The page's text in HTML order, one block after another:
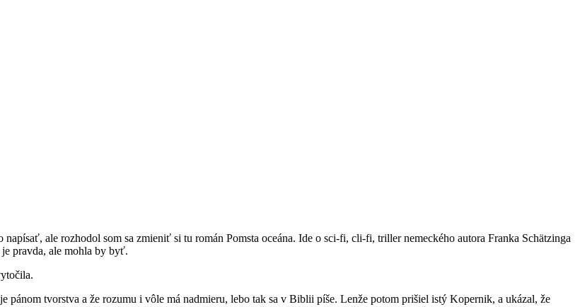
ale rozhodol som sa zmieniť si tu román Pomsta oceána. Ide o sci-fi, cli-fi, triller nemeckého autora Franka Schätzinga
pravda, ale mohla by byť.
pánom tvorstva a že rozumu i vôle má nadmieru, lebo tak sa v Biblii píše. Lenže potom prišiel istý Kopernik, a ukázal, že